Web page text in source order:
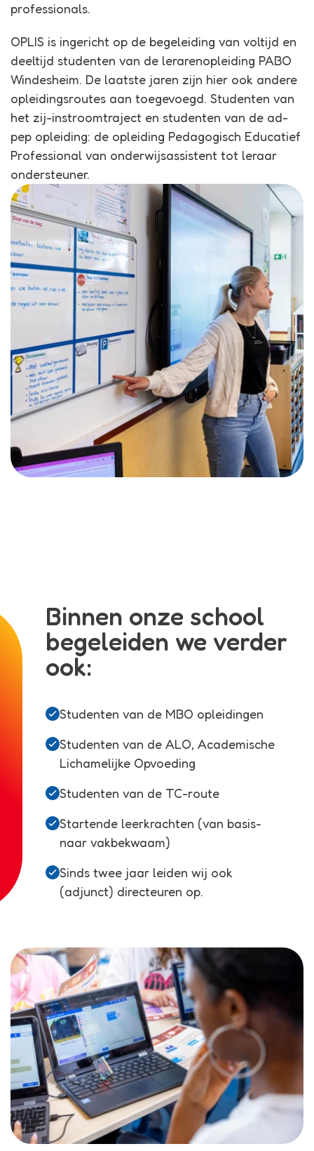
professionals.
OPLIS is ingericht op de begeleiding van voltijd en
deeltijd studenten van de lerarenopleiding PABO
Windesheim. De laatste jaren zijn hier ook andere
opleidingsroutes aan toegevoegd. Studenten van
het zij-instroomtraject en studenten van de ad-
pep opleiding: de opleiding Pedagogisch Educatief
Professional van onderwijsassistent tot leraar
ondersteuner.
Binnen onze school
begeleiden we verder
ook:
Studenten van de MBO opleidingen
Studenten van de ALO, Academische
Lichamelijke Opvoeding
Studenten van de TC-route
Startende leerkrachten (van basis-
naar vakbekwaam)
Sinds twee jaar leiden wij ook
(adjunct) directeuren op.